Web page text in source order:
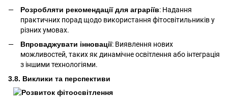
Розробляти рекомендації для аграріїв: Надання
практичних порад щодо використання фітосвітильників у
різних умовах.
Впроваджувати інновації: Виявлення нових
можливостей, таких як динамічне освітлення або інтеграція
з іншими технологіями.
3.8. Виклики та перспективи